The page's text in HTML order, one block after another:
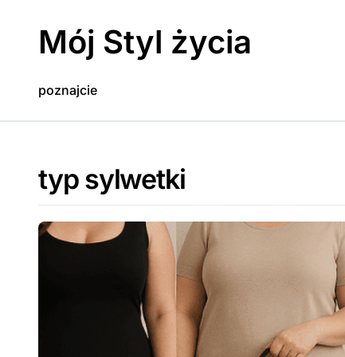
Mój Styl życia
poznajcie
typ sylwetki